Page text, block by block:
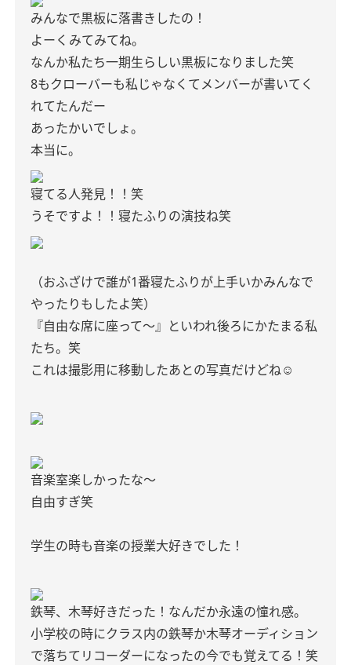
みんなで黒板に落書きしたの！
よーくみてみてね。
なんか私たち一期生らしい黒板になりました笑
8もクローバーも私じゃなくてメンバーが書いてく
れてたんだー
あったかいでしょ。
本当に。
寝てる人発見！！笑
うそですよ！！寝たふりの演技ね笑
（おふざけで誰が1番寝たふりが上手いかみんなで
やったりもしたよ笑）
『自由な席に座って〜』といわれ後ろにかたまる私
たち。笑
これは撮影用に移動したあとの写真だけどね☺︎
音楽室楽しかったな〜
自由すぎ笑
学生の時も音楽の授業大好きでした！
鉄琴、木琴好きだった！なんだか永遠の憧れ感。
小学校の時にクラス内の鉄琴か木琴オーディション
で落ちてリコーダーになったの今でも覚えてる！笑